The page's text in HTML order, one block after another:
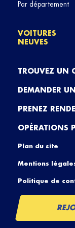
Par département
VOITURES
NEUVES
TROUVEZ UN
DEMANDER
PRENEZ
OPÉRATIONS
Plan du site
Mentions
Politique de